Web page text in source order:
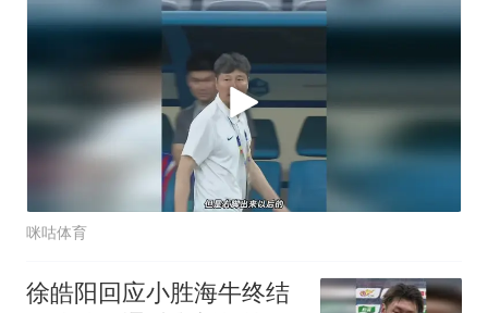
咪咕体育
徐皓阳回应小胜海牛终结